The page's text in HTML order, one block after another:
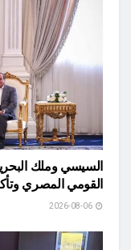
السيسي وملك
القومي المصري